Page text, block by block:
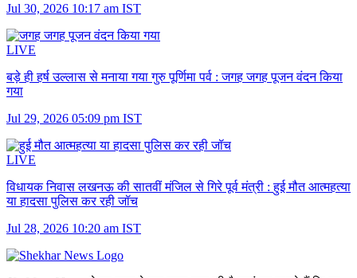
Jul 30, 2026 10:17 am IST
LIVE
बड़े ही हर्ष उल्लास से मनाया गया गुरु पूर्णिमा पर्व : जगह जगह पूजन वंदन किया
गया
Jul 29, 2026 05:09 pm IST
LIVE
विधायक निवास लखनऊ की सातवीं मंजिल से गिरे पूर्व मंत्री : हुई मौत आत्महत्या
या हादसा पुलिस कर रही जॉच
Jul 28, 2026 10:20 am IST